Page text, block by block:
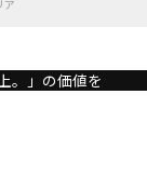
ア
。」の価値を